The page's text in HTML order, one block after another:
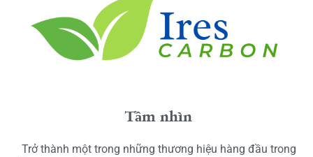
Tầm nhìn
Trở thành một trong những thương hiệu hàng đầu trong